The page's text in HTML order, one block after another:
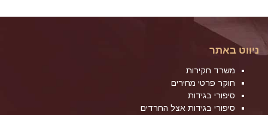
ניווט באתר
משרד חקירות
חוקר פרטי מחירים
סיפורי בגידות
סיפורי בגידות אצל החרדים